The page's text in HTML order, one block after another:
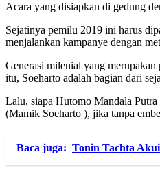
Acara yang disiapkan di gedung
Sejatinya pemilu 2019 ini harus
menjalankan kampanye dengan
Generasi milenial yang
itu, Soeharto adalah bagian dari
Lalu, siapa Hutomo Mandala
(Mamik Soeharto ), jika tanpa
Baca juga: Tonin Tachta